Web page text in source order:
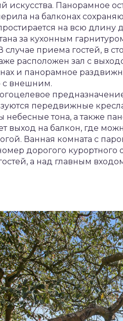
искусства. Панорамное
на балконах
на всю длину
за кухонным
случае приема гостей, в
расположен зал с
и панорамное
с внешним.
передвижные
небесные тона, а также
выход на балкон, где
Ванная комната с
дорогого курортного
а над главным